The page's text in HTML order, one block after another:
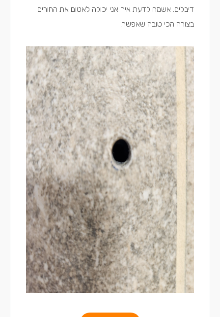
דיבלים. אשמח לדעת איך אני יכולה לאטום את החורים
בצורה הכי טובה שאפשר.